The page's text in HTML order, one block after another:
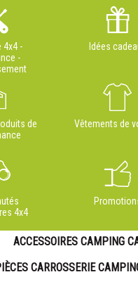
4x4 -
-
Idées
de
Vêtements de
4x4
ACCESSOIRES CAMPING
CARROSSERIE